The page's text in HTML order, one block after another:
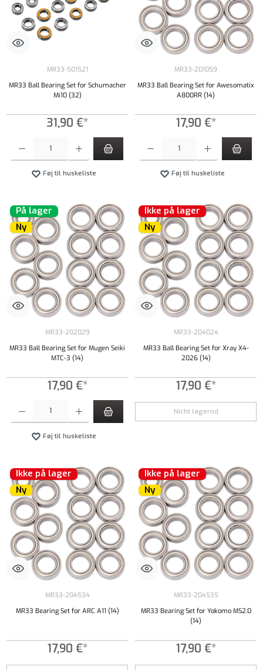
MR33-501521
MR33 Ball Bearing Set for Schumacher
Mi10 (32)
31,90 €*
Føj til huskeliste
MR33-201059
MR33 Ball Bearing Set for Awesomatix
A800RR (14)
17,90 €*
Føj til huskeliste
På lager
Ny
MR33-202029
MR33 Ball Bearing Set for Mugen Seiki
MTC-3 (14)
17,90 €*
Produktmængde: Indtast det ønskede beløb, eller brug knapperne til at øge eller formindske
Føj til huskeliste
Ikke på lager
Ny
MR33-204024
MR33 Ball Bearing Set for Xray X4-
2026 (14)
17,90 €*
Nicht lagernd
Ikke på lager
Ny
MR33-204534
MR33 Bearing Set for ARC A11 (14)
17,90 €*
Ikke på lager
Ny
MR33-204535
MR33 Bearing Set for Yokomo MS2.0
(14)
17,90 €*